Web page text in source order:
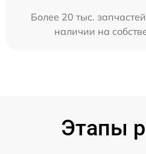
Более 20 тыс.
наличии на
Этапы